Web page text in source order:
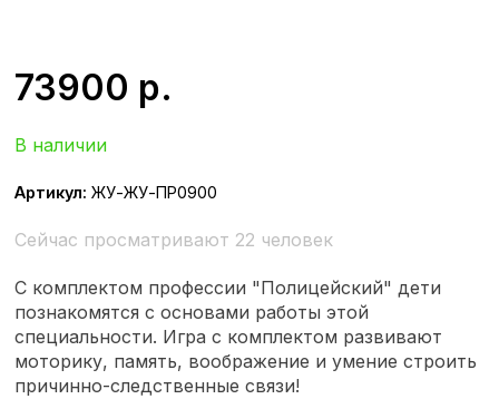
73900 р.
В наличии
Артикул: ЖУ-ЖУ-ПР0900
Сейчас просматривают 22 человек
С комплектом профессии "Полицейский" дети
познакомятся с основами работы этой
специальности. Игра с комплектом развивают
моторику, память, воображение и умение строить
причинно-следственные связи!